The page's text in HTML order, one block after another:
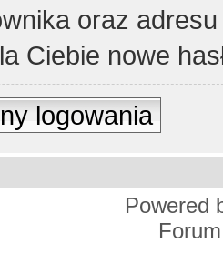
oraz
Ciebie nowe
logowania
Powered